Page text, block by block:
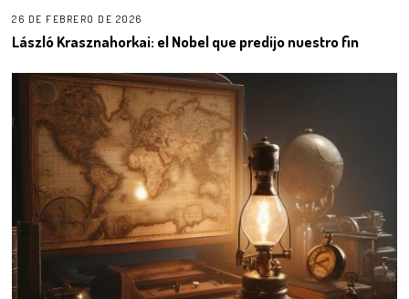
26 DE FEBRERO DE 2026
László Krasznahorkai: el Nobel que predijo nuestro fin